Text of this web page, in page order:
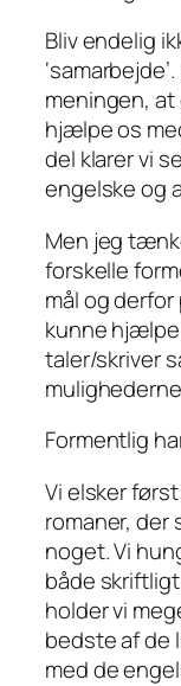
Bliv endelig
meningen, at
hjælpeos
del klarer vi
engelske og
Men jeg
forskelle
mål og
kunne hjælpe
taler/skriver
Formentlig
Vielsker
romaner, der
noget. Vi
både
holder vi
bedste af de
med de